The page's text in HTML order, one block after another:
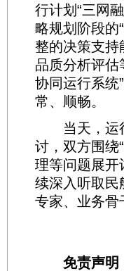
行计划“三网
略规划阶段的
整的决策支持
品质分析评估
协同运行系统
常、顺畅。
当天，运行
讨，双方围绕
理等问题展开
续深入听取民
专家、业务骨
免责声明